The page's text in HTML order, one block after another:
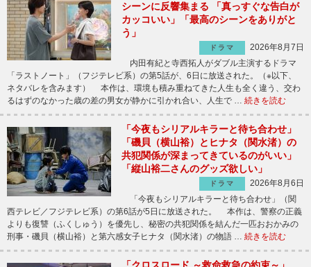
シーンに反響集まる 「真っすぐな告白が
カッコいい」「最高のシーンをありがと
う」
ドラマ
2026年8月7日
内田有紀と寺西拓人がダブル主演するドラマ
「ラストノート」（フジテレビ系）の第5話が、6日に放送された。（※以下、
ネタバレを含みます） 本作は、環境も積み重ねてきた人生も全く違う、交わ
るはずのなかった歳の差の男女が静かに引かれ合い、人生で … 続きを読む
「今夜もシリアルキラーと待ち合わせ」
「磯貝（横山裕）とヒナタ（関水渚）の
共犯関係が深まってきているのがいい」
「縦山裕二さんのグッズ欲しい」
ドラマ
2026年8月6日
「今夜もシリアルキラーと待ち合わせ」（関
西テレビ／フジテレビ系）の第6話が5日に放送された。 本作は、警察の正義
よりも復讐（ふくしゅう）を優先し、秘密の共犯関係を結んだ一匹おおかみの
刑事・磯貝（横山裕）と第六感女子ヒナタ（関水渚）の物語 … 続きを読む